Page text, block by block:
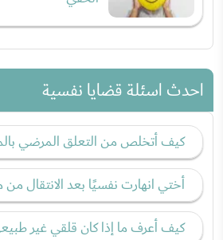
احدث اسئلة قضايا نفسية
كيف أتخلص من التعلق المرضي
أختي انهارت نفسيًا بعد الانتقال من
كيف أعرف ما إذا كان قلقي غير